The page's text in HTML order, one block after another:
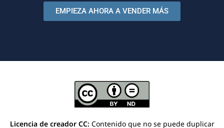
EMPIEZA AHORA A VENDER MÁS
Licencia de creador CC: Contenido que no se puede duplicar